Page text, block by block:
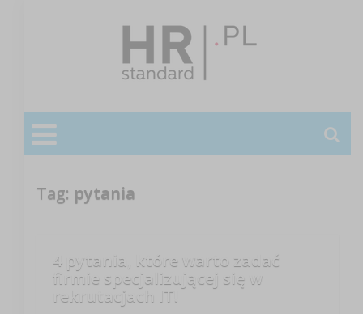
Tag: pytania
4 pytania, które warto zadać
firmie specjalizującej się w
rekrutacjach IT!